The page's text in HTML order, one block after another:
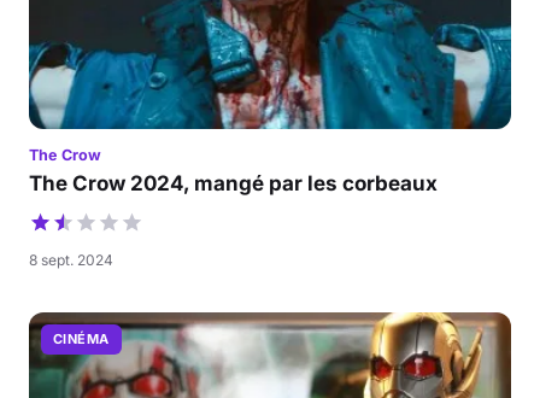
The Crow
The Crow 2024, mangé par les corbeaux
8 sept. 2024
CINÉMA